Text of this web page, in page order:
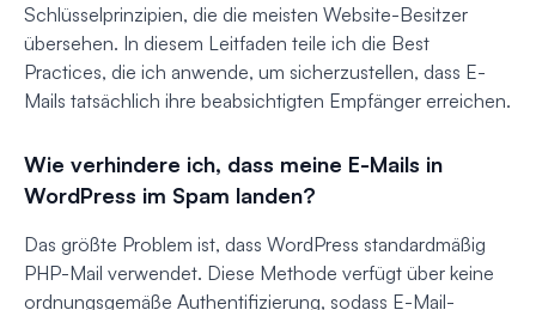
Schlüsselprinzipien, die die meisten Website-Besitzer
übersehen. In diesem Leitfaden teile ich die Best
Practices, die ich anwende, um sicherzustellen, dass E-
Mails tatsächlich ihre beabsichtigten Empfänger erreichen.
Wie verhindere ich, dass meine E-Mails in
WordPress im Spam landen?
Das größte Problem ist, dass WordPress standardmäßig
PHP-Mail verwendet. Diese Methode verfügt über keine
ordnungsgemäße Authentifizierung, sodass E-Mail-